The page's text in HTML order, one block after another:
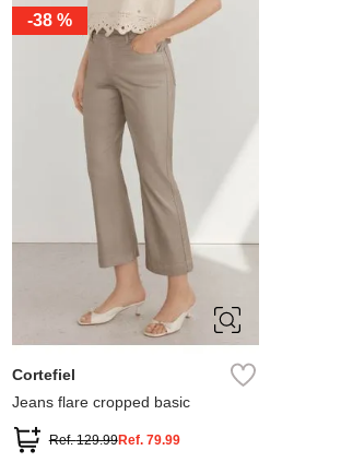
-38 %
40
42
46
Cortefiel
Jeans flare cropped basic
Ref.129.99Ref. 79.99